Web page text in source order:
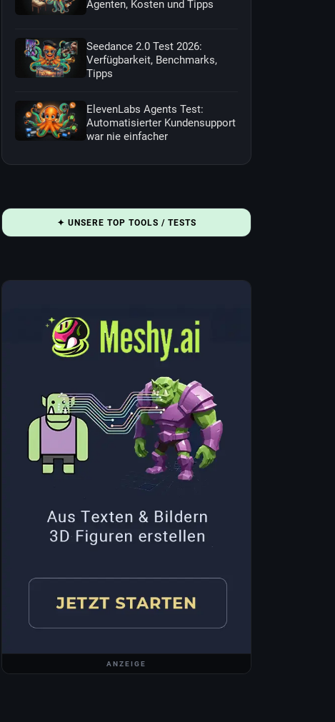
Agenten, Kosten und Tipps
Seedance 2.0 Test 2026:
Verfügbarkeit, Benchmarks,
Tipps
ElevenLabs Agents Test:
Automatisierter Kundensupport
war nie einfacher
✦ UNSERE TOP TOOLS / TESTS
ANZEIGE